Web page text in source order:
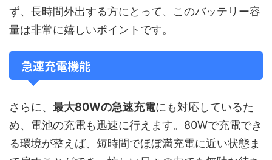
ず、長時間外出する方にとって、このバッテリー容
量は非常に嬉しいポイントです。
急速充電機能
さらに、 最大80Wの急速充電にも対応しているた
め、電池の充電も迅速に行えます。80Wで充電でき
る環境が整えば、短時間でほぼ満充電に近い状態ま